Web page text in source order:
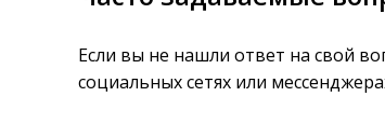
Если вы не нашли ответ на свой
социальных сетях или